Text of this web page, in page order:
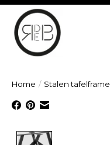
Home / Stalen tafelframe
Product